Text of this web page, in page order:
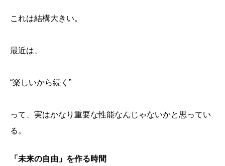
これは結構大きい。
最近は、
“楽しいから続く”
って、実はかなり重要な性能なんじゃないかと思ってい
る。
「未来の自由」を作る時間